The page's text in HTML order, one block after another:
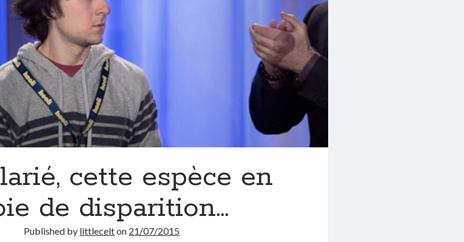
cette espèce en
de disparition…
Published by littlecelton 21/07/2015